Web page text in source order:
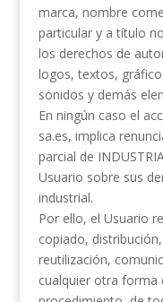
marca, nombre
particular y a título
los derechos de
logos, textos,
sonidos y demás
En ningún caso el
sa.es, implica
parcial de
Usuario sobre sus
industrial.
Por ello, el Usuario
copiado,
reutilización,
cualquier otra forma